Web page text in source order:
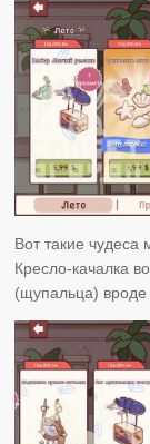
Вот такие чудеса
Кресло-качалка
(щупальца) вроде